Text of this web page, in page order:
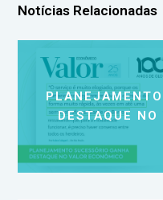
Notícias Relacionadas
DESTAQUE NO